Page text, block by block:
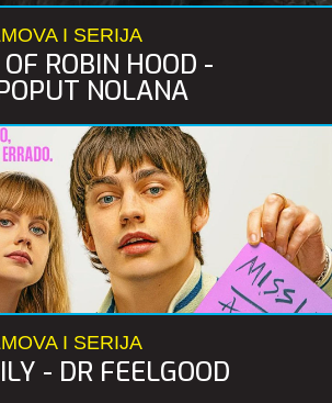
I SERIJA
ROBIN HOOD -
NOLANA
I SERIJA
- DR FEELGOOD